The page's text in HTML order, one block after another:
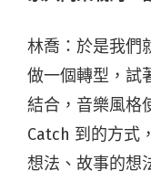
林喬：於是我們
做一個轉型，試
結合，音樂風格
Catch 到的方式
想法、故事的想